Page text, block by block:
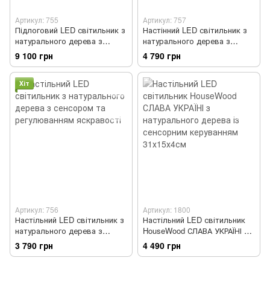
Артикул: 755
Підлоговий LED світильник з
натурального дерева з
сенсором та регулюванням
яскравості
9 100 грн
Артикул: 757
Настінний LED світильник з
натурального дерева з
сенсорним вимикачем
4 790 грн
Хіт
Артикул: 756
Настільний LED світильник з
натурального дерева з
сенсором та регулюванням
яскравості
3 790 грн
Артикул: 1800
Настільний LED світильник
HouseWood СЛАВА УКРАЇНІ з
натурального дерева із
сенсорним керуванням
4 490 грн